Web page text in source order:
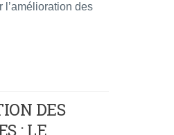
l’amélioration des
DES
: LE